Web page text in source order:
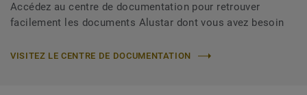
Accédez au centre de documentation pour retrouver
facilement les documents Alustar dont vous avez besoin
VISITEZ LE CENTRE DE DOCUMENTATION